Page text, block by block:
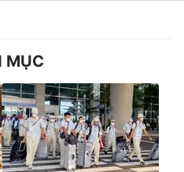
nếu không có sự chấp
VTV.vn khi phát hành lại
MỤC